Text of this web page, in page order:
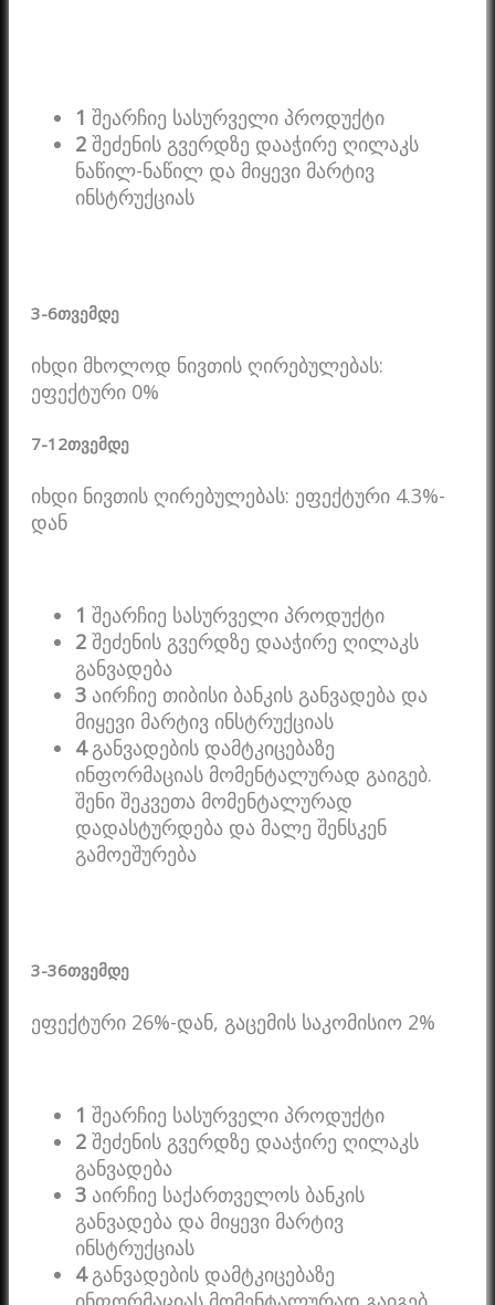
1 შეარჩიე სასურველი პროდუქტი
2 შეძენის გვერდზე დააჭირე ღილაკს
ნაწილ-ნაწილ და მიყევი მარტივ
ინსტრუქციას
3-6თვემდე
იხდი მხოლოდ ნივთის ღირებულებას:
ეფექტური 0%
7-12თვემდე
იხდი ნივთის ღირებულებას: ეფექტური 4.3%-
დან
1 შეარჩიე სასურველი პროდუქტი
2 შეძენის გვერდზე დააჭირე ღილაკს
განვადება
3 აირჩიე თიბისი ბანკის განვადება და
მიყევი მარტივ ინსტრუქციას
4განვადების დამტკიცებაზე
ინფორმაციას მომენტალურად გაიგებ.
შენი შეკვეთა მომენტალურად
დადასტურდება და მალე შენსკენ
გამოეშურება
3-36თვემდე
ეფექტური 26%-დან, გაცემის საკომისიო 2%
1 შეარჩიე სასურველი პროდუქტი
2 შეძენის გვერდზე დააჭირე ღილაკს
განვადება
3 აირჩიე საქართველოს ბანკის
განვადება და მიყევი მარტივ
ინსტრუქციას
4განვადების დამტკიცებაზე